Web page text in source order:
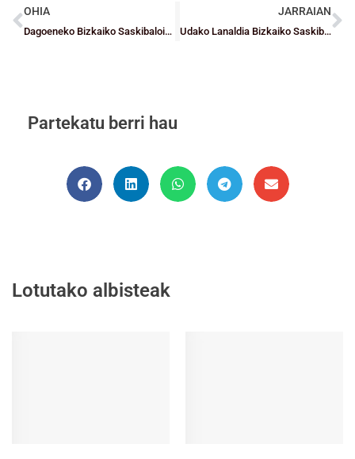
OHIA
Dagoeneko Bizkaiko Saskibaloiaren Festa Nagusirako gonbidapenak jaso ditzakezue
JARRAIAN
Udako Lanaldia Bizkaiko Saskibaloi Federazioan
Partekatu berri hau
Lotutako albisteak